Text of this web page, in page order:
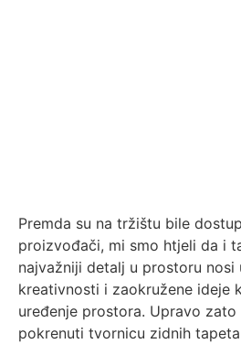
Premda su na tržištu bile
proizvođači, mi smo htjeli da i
najvažniji detalj u prostoru nosi
kreativnosti i zaokružene ideje
uređenje prostora. Upravo
pokrenuti tvornicu zidnih